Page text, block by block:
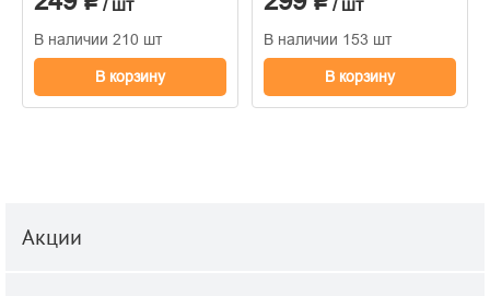
/ шт
В наличии 210 шт
В корзину
/ шт
В наличии 153 шт
В корзину
Акции